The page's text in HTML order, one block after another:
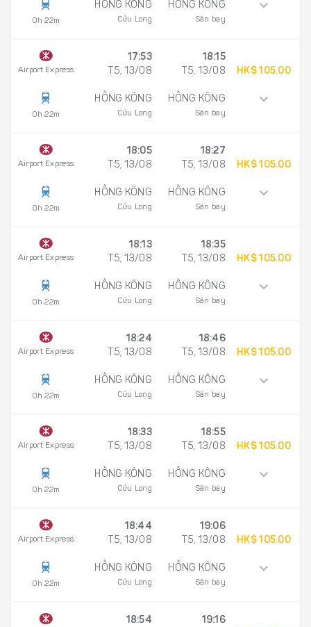
0h 22m
HỒNG KÔNG
Cửu Long
HỒNG KÔNG
Sân bay
Airport Express
0h 22m
17:53
T5, 13/08
HỒNG KÔNG
Cửu Long
18:15
T5, 13/08
HỒNG KÔNG
Sân bay
HK$ 105.00
Airport Express
0h 22m
18:05
T5, 13/08
HỒNG KÔNG
Cửu Long
18:27
T5, 13/08
HỒNG KÔNG
Sân bay
HK$ 105.00
Airport Express
0h 22m
18:13
T5, 13/08
HỒNG KÔNG
Cửu Long
18:35
T5, 13/08
HỒNG KÔNG
Sân bay
HK$ 105.00
Airport Express
0h 22m
18:24
T5, 13/08
HỒNG KÔNG
Cửu Long
18:46
T5, 13/08
HỒNG KÔNG
Sân bay
HK$ 105.00
Airport Express
0h 22m
18:33
T5, 13/08
HỒNG KÔNG
Cửu Long
18:55
T5, 13/08
HỒNG KÔNG
Sân bay
HK$ 105.00
Airport Express
0h 22m
18:44
T5, 13/08
HỒNG KÔNG
Cửu Long
19:06
T5, 13/08
HỒNG KÔNG
Sân bay
HK$ 105.00
18:54
19:16